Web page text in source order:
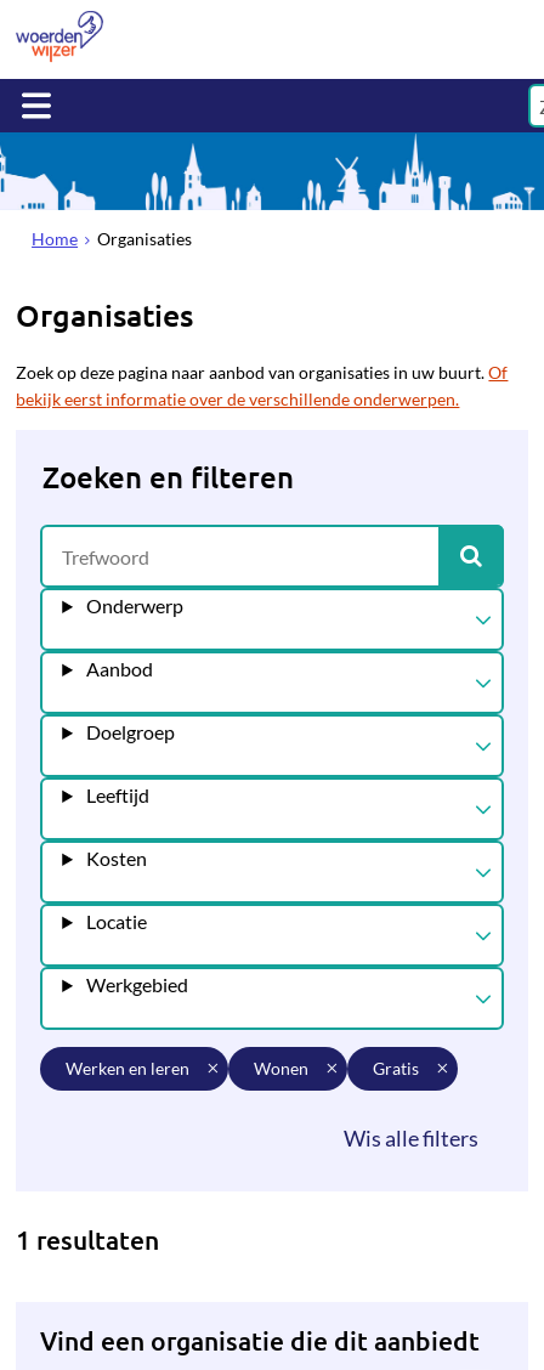
Home Organisaties
Organisaties
Zoek op deze pagina naar aanbod van organisaties in uw buurt.Of
bekijk eerst informatie over de verschillende onderwerpen.
Zoeken en filteren
Onderwerp
Aanbod
Doelgroep
Leeftijd
Kosten
Locatie
Werkgebied
werken en leren wonen gratis
1 resultaten
Vind een organisatie die dit aanbiedt